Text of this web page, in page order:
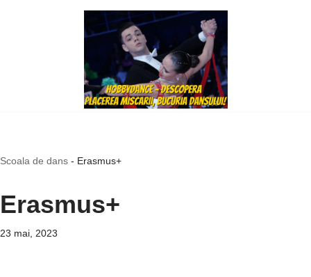
Scoala de dans - Erasmus+
Erasmus+
23 mai, 2023